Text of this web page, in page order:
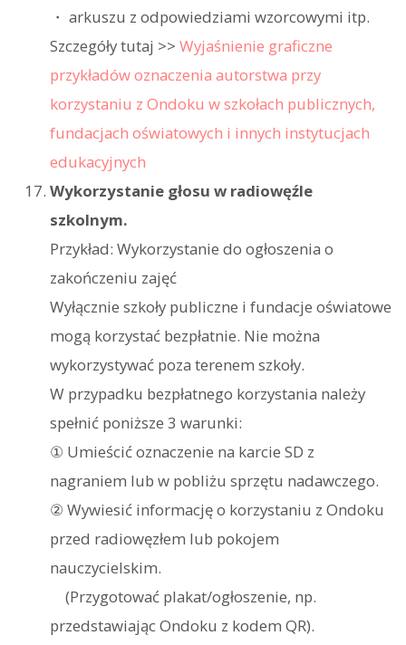
・ arkuszu z odpowiedziami wzorcowymi itp.
Szczegóły tutaj >> Wyjaśnienie graficzne
przykładów oznaczenia autorstwa przy
korzystaniu z Ondoku w szkołach publicznych,
fundacjach oświatowych i innych instytucjach
edukacyjnych
Wykorzystanie głosu w radiowęźle
szkolnym.
Przykład: Wykorzystanie do ogłoszenia o
zakończeniu zajęć
Wyłącznie szkoły publiczne i fundacje oświatowe
mogą korzystać bezpłatnie. Nie można
wykorzystywać poza terenem szkoły.
W przypadku bezpłatnego korzystania należy
spełnić poniższe 3 warunki:
① Umieścić oznaczenie na karcie SD z
nagraniem lub w pobliżu sprzętu nadawczego.
② Wywiesić informację o korzystaniu z Ondoku
przed radiowęzłem lub pokojem
nauczycielskim.
(Przygotować plakat/ogłoszenie, np.
przedstawiając Ondoku z kodem QR).